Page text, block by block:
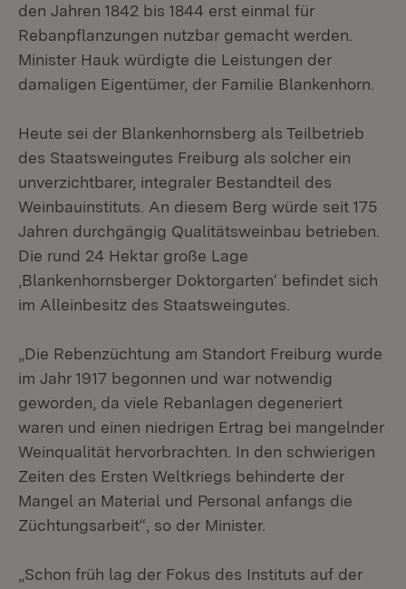
den Jahren 1842 bis 1844 erst einmal für
Rebanpflanzungen nutzbar gemacht werden.
Minister Hauk würdigte die Leistungen der
damaligen Eigentümer, der Familie Blankenhorn.
Heute sei der Blankenhornsberg als Teilbetrieb
des Staatsweingutes Freiburg als solcher ein
unverzichtbarer, integraler Bestandteil des
Weinbauinstituts. An diesem Berg würde seit 175
Jahren durchgängig Qualitätsweinbau betrieben.
Die rund 24 Hektar große Lage
‚Blankenhornsberger Doktorgarten‘ befindet sich
im Alleinbesitz des Staatsweingutes.
„Die Rebenzüchtung am Standort Freiburg wurde
im Jahr 1917 begonnen und war notwendig
geworden, da viele Rebanlagen degeneriert
waren und einen niedrigen Ertrag bei mangelnder
Weinqualität hervorbrachten. In den schwierigen
Zeiten des Ersten Weltkriegs behinderte der
Mangel an Material und Personal anfangs die
Züchtungsarbeit“, so der Minister.
„Schon früh lag der Fokus des Instituts auf der